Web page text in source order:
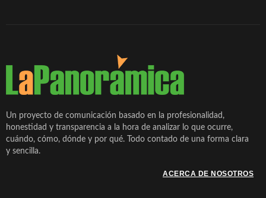
Un proyecto de comunicación basado en la profesionalidad,
honestidad y transparencia a la hora de analizar lo que ocurre,
cuándo, cómo, dónde y por qué. Todo contado de una forma clara
y sencilla.
ACERCA DE NOSOTROS